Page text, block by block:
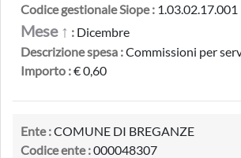
Codice gestionale Siope : 1.03.02.17.001
Mese ↑ : Dicembre
Descrizione spesa :Commissioni per
Importo :€ 0,60
Ente :COMUNE DI BREGANZE
Codice ente :000048307